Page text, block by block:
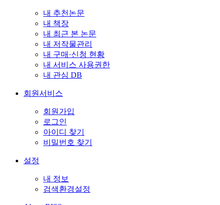
내 추천논문
내 책장
내 최근 본 논문
내 저작물관리
내 구매·신청 현황
내 서비스 사용권한
내 관심 DB
회원서비스
회원가입
로그인
아이디 찾기
비밀번호 찾기
설정
내 정보
검색환경설정